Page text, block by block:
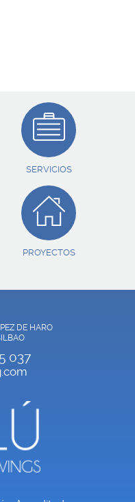
SERVICIOS
PROYECTOS
DE HARO
037